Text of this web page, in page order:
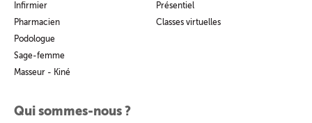
Infirmier
Pharmacien
Podologue
Sage-femme
Masseur - Kiné
Présentiel
Classes virtuelles
Qui sommes-nous ?